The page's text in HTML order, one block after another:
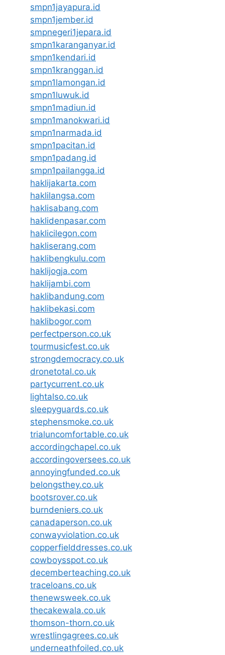
smpn1jayapura.id
smpn1jember.id
smpnegeri1jepara.id
smpn1karanganyar.id
smpn1kendari.id
smpn1kranggan.id
smpn1lamongan.id
smpn1luwuk.id
smpn1madiun.id
smpn1manokwari.id
smpn1narmada.id
smpn1pacitan.id
smpn1padang.id
smpn1pailangga.id
haklijakarta.com
haklilangsa.com
haklisabang.com
haklidenpasar.com
haklicilegon.com
hakliserang.com
haklibengkulu.com
haklijogja.com
haklijambi.com
haklibandung.com
haklibekasi.com
haklibogor.com
perfectperson.co.uk
tourmusicfest.co.uk
strongdemocracy.co.uk
dronetotal.co.uk
partycurrent.co.uk
lightalso.co.uk
sleepyguards.co.uk
stephensmoke.co.uk
trialuncomfortable.co.uk
accordingchapel.co.uk
accordingoversees.co.uk
annoyingfunded.co.uk
belongsthey.co.uk
bootsrover.co.uk
burndeniers.co.uk
canadaperson.co.uk
conwayviolation.co.uk
copperfielddresses.co.uk
cowboysspot.co.uk
decemberteaching.co.uk
traceloans.co.uk
thenewsweek.co.uk
thecakewala.co.uk
thomson-thorn.co.uk
wrestlingagrees.co.uk
underneathfoiled.co.uk